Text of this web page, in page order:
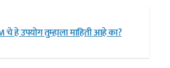
चे हे उपयोग तुम्हाला माहिती आहे का?